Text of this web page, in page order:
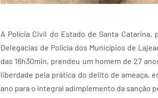
A Polícia Civil do Estado de Santa Catarina,
Delegacias de Polícia dos Municípios de
das 16h30min, prendeu um homem de 27
liberdade pela prática do delito de ameaça,
ano para o integral adimplemento da sanção